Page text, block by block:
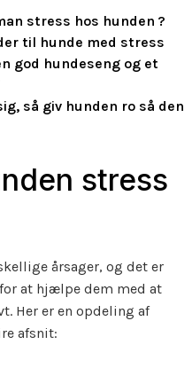
stress hos hunden ?
til hunde med stress
god hundeseng og et
så giv hunden ro så den
stress
årsager, og det er
at hjælpe dem med at
Her er en opdeling af
afsnit: